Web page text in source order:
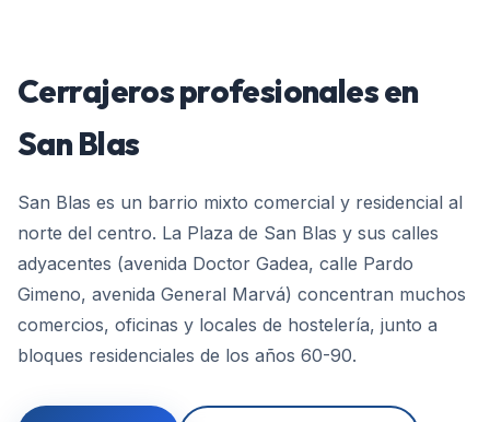
Cerrajeros profesionales en
San Blas
San Blas es un barrio mixto comercial y residencial al
norte del centro. La Plaza de San Blas y sus calles
adyacentes (avenida Doctor Gadea, calle Pardo
Gimeno, avenida General Marvá) concentran muchos
comercios, oficinas y locales de hostelería, junto a
bloques residenciales de los años 60-90.